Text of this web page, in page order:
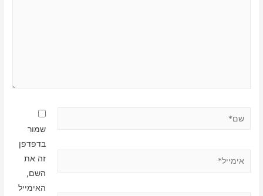
שמור
בדפדפן
זה את
השם,
האימייל